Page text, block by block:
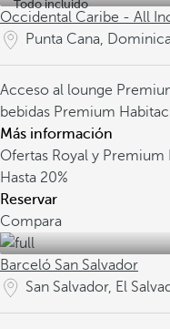
Todo incluido
Occidental Caribe - All
Punta Cana,
Acceso al lounge
bebidas Premium
Más información
Ofertas Royal y Premium
Hasta 20%
Reservar
Compara
Barceló San Salvador
San Salvador, El